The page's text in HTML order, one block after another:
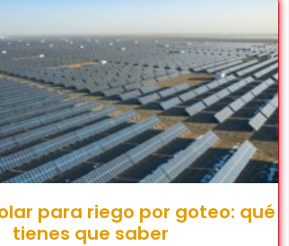
para riego por goteo: qué
tienes que saber